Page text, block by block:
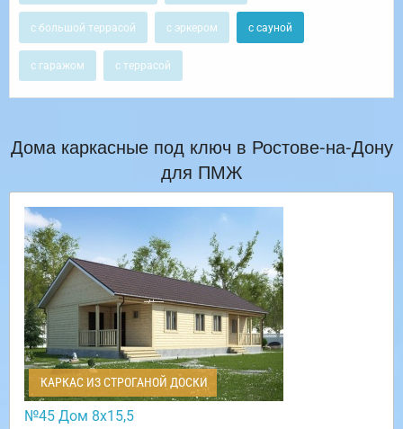
с большой террасой с эркером с сауной
с гаражом с террасой
Дома каркасные под ключ в Ростове-на-Дону
для ПМЖ
КАРКАС ИЗ СТРОГАНОЙ ДОСКИ
№45 Дом 8х15,5